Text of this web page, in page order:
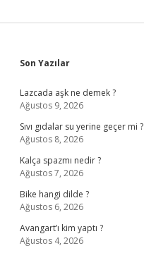
Sidebar
Son Yazılar
Lazcada aşk ne demek ?
Ağustos 9, 2026
Sıvı gıdalar su yerine geçer mi ?
Ağustos 8, 2026
Kalça spazmı nedir ?
Ağustos 7, 2026
Bike hangi dilde ?
Ağustos 6, 2026
Avangart’ı kim yaptı ?
Ağustos 4, 2026